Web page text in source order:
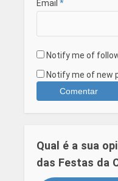
Email *
Notify me of
Notify me of new
Qual é a sua
das Festas da